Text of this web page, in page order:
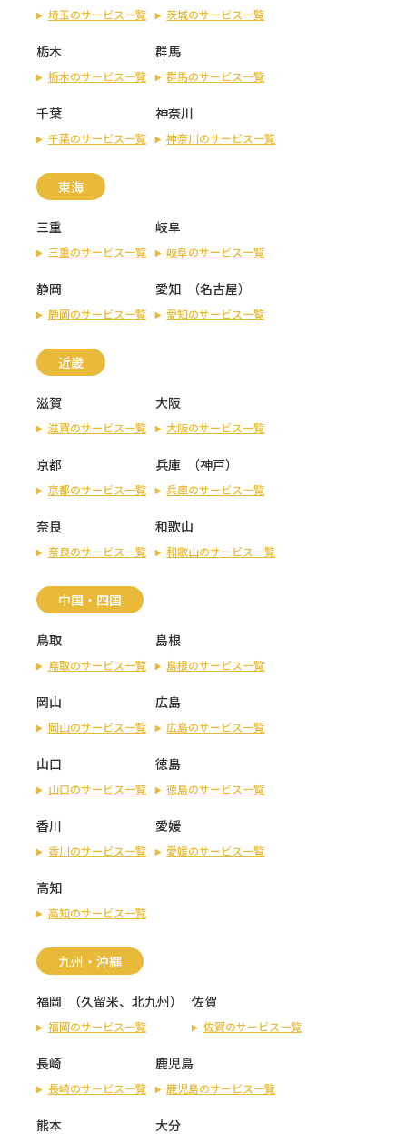
埼玉のサービス一覧 茨城のサービス一覧
栃木
栃木のサービス一覧
群馬
群馬のサービス一覧
千葉
千葉のサービス一覧
神奈川
神奈川のサービス一覧
東海
三重
三重のサービス一覧
岐阜
岐阜のサービス一覧
静岡
静岡のサービス一覧
愛知 （名古屋）
愛知のサービス一覧
近畿
滋賀
滋賀のサービス一覧
大阪
大阪のサービス一覧
京都
京都のサービス一覧
兵庫 （神戸）
兵庫のサービス一覧
奈良
奈良のサービス一覧
和歌山
和歌山のサービス一覧
中国・四国
鳥取
鳥取のサービス一覧
島根
島根のサービス一覧
岡山
岡山のサービス一覧
広島
広島のサービス一覧
山口
山口のサービス一覧
徳島
徳島のサービス一覧
香川
香川のサービス一覧
愛媛
愛媛のサービス一覧
高知
高知のサービス一覧
九州・沖縄
福岡 （久留米、 北九州）
福岡のサービス一覧
佐賀
佐賀のサービス一覧
長崎
長崎のサービス一覧
鹿児島
鹿児島のサービス一覧
熊本 大分